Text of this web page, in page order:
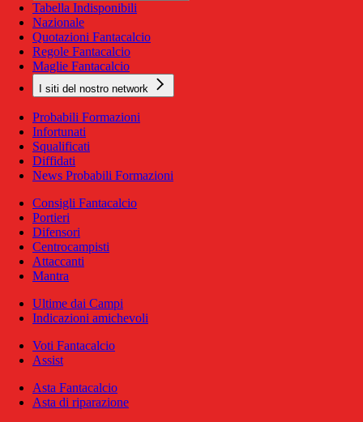
Tabella Indisponibili
Nazionale
Quotazioni Fantacalcio
Regole Fantacalcio
Maglie Fantacalcio
I siti del nostro network
Probabili Formazioni
Infortunati
Squalificati
Diffidati
News Probabili Formazioni
Consigli Fantacalcio
Portieri
Difensori
Centrocampisti
Attaccanti
Mantra
Ultime dai Campi
Indicazioni amichevoli
Voti Fantacalcio
Assist
Asta Fantacalcio
Asta di riparazione